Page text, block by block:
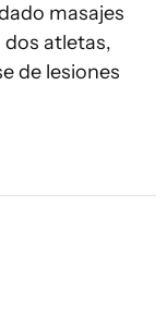
masajes
atletas,
de lesiones